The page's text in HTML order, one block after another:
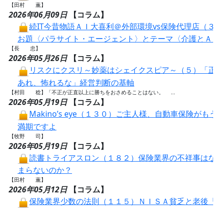
【田村 薫】
2026年06月09日
【コラム】
続IT今昔物語ＡＩ大喜利＠外部環境vs保険代理店（３
お題〈パラサイト・エージェント〉とテーマ〈介護とＡ
【長 忠】
2026年05月26日
【コラム】
リスクにクスリ～妙薬はシェイクスピア～（５）「
あれ、怖れるな」経営判断の基軸
【村田 稔】「不正が正直以上に勝ちをおさめることはない。 ...
2026年05月19日
【コラム】
Makino’s eye（１３０）ご主人様、自動車保険がも
満期ですよ
【牧野 司】
2026年05月19日
【コラム】
読書トライアスロン（１８２）保険業界の不祥事は
まらないのか？
【田村 薫】
2026年05月12日
【コラム】
保険業界少数の法則（１１５）ＮＩＳＡ貧乏と老後「